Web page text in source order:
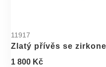
11917
Zlatý přívěs se
1 800 Kč